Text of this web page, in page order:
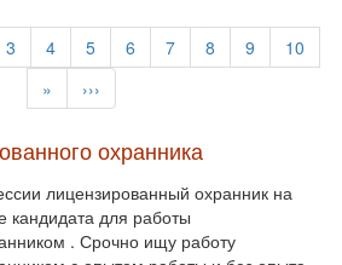
3 4 5 6 7 8 9
10
»
›››
охранника
лицензированный охранник на
для работы
. Срочно ищу работу